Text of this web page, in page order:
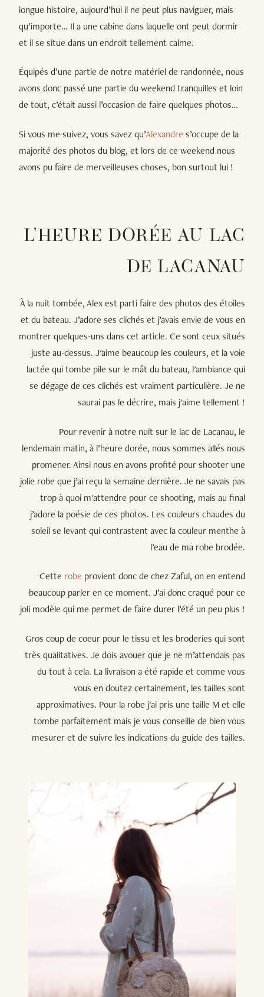
longue histoire, aujourd’hui il ne peut plus naviguer, mais
qu’importe… Il a une cabine dans laquelle ont peut dormir
et il se situe dans un endroit tellement calme.
Équipés d’une partie de notre matériel de randonnée, nous
avons donc passé une partie du weekend tranquilles et loin
de tout, c’était aussi l’occasion de faire quelques photos…
Si vous me suivez, vous savez qu’Alexandre s’occupe de la
majorité des photos du blog, et lors de ce weekend nous
avons pu faire de merveilleuses choses, bon surtout lui !
L'HEURE DORÉE AU LAC
DE LACANAU
À la nuit tombée, Alex est parti faire des photos des étoiles
et du bateau. J’adore ses clichés et j’avais envie de vous en
montrer quelques-uns dans cet article. Ce sont ceux situés
juste au-dessus. J'aime beaucoup les couleurs, et la voie
lactée qui tombe pile sur le mât du bateau, l'ambiance qui
se dégage de ces clichés est vraiment particulière. Je ne
saurai pas le décrire, mais j'aime tellement !
Pour revenir à notre nuit sur le lac de Lacanau, le
lendemain matin, à l’heure dorée, nous sommes allés nous
promener. Ainsi nous en avons profité pour shooter une
jolie robe que j’ai reçu la semaine dernière. Je ne savais pas
trop à quoi m'attendre pour ce shooting, mais au final
j’adore la poésie de ces photos. Les couleurs chaudes du
soleil se levant qui contrastent avec la couleur menthe à
l’eau de ma robe brodée.
Cette robe provient donc de chez Zaful, on en entend
beaucoup parler en ce moment. J’ai donc craqué pour ce
joli modèle qui me permet de faire durer l’été un peu plus !
Gros coup de coeur pour le tissu et les broderies qui sont
très qualitatives. Je dois avouer que je ne m’attendais pas
du tout à cela. La livraison a été rapide et comme vous
vous en doutez certainement, les tailles sont
approximatives. Pour la robe j'ai pris une taille M et elle
tombe parfaitement mais je vous conseille de bien vous
mesurer et de suivre les indications du guide des tailles.